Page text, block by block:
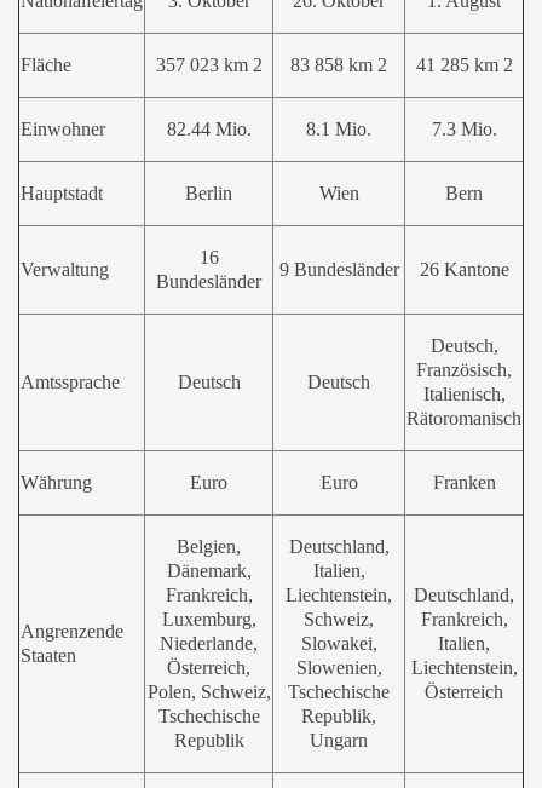
Fläche 357 023 km 2 83 858 km 2 41 285 km 2
Einwohner 82.44 Mio. 8.1 Mio. 7.3 Mio.
Hauptstadt Berlin Wien Bern
Verwaltung
16
Bundesländer
9 Bundesländer 26 Kantone
Amtssprache Deutsch Deutsch
Deutsch,
Französisch,
Italienisch,
Rätoromanisch
Währung Euro Euro Franken
Angrenzende
Staaten
Belgien,
Dänemark,
Frankreich,
Luxemburg,
Niederlande,
Österreich,
Polen, Schweiz,
Tschechische
Republik
Deutschland,
Italien,
Liechtenstein,
Schweiz,
Slowakei,
Slowenien,
Tschechische
Republik,
Ungarn
Deutschland,
Frankreich,
Italien,
Liechtenstein,
Österreich